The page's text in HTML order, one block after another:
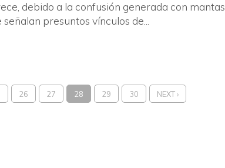
debido a la confusión generada con mantas
señalan presuntos vínculos de...
26 27 28 29 30 NEXT ›